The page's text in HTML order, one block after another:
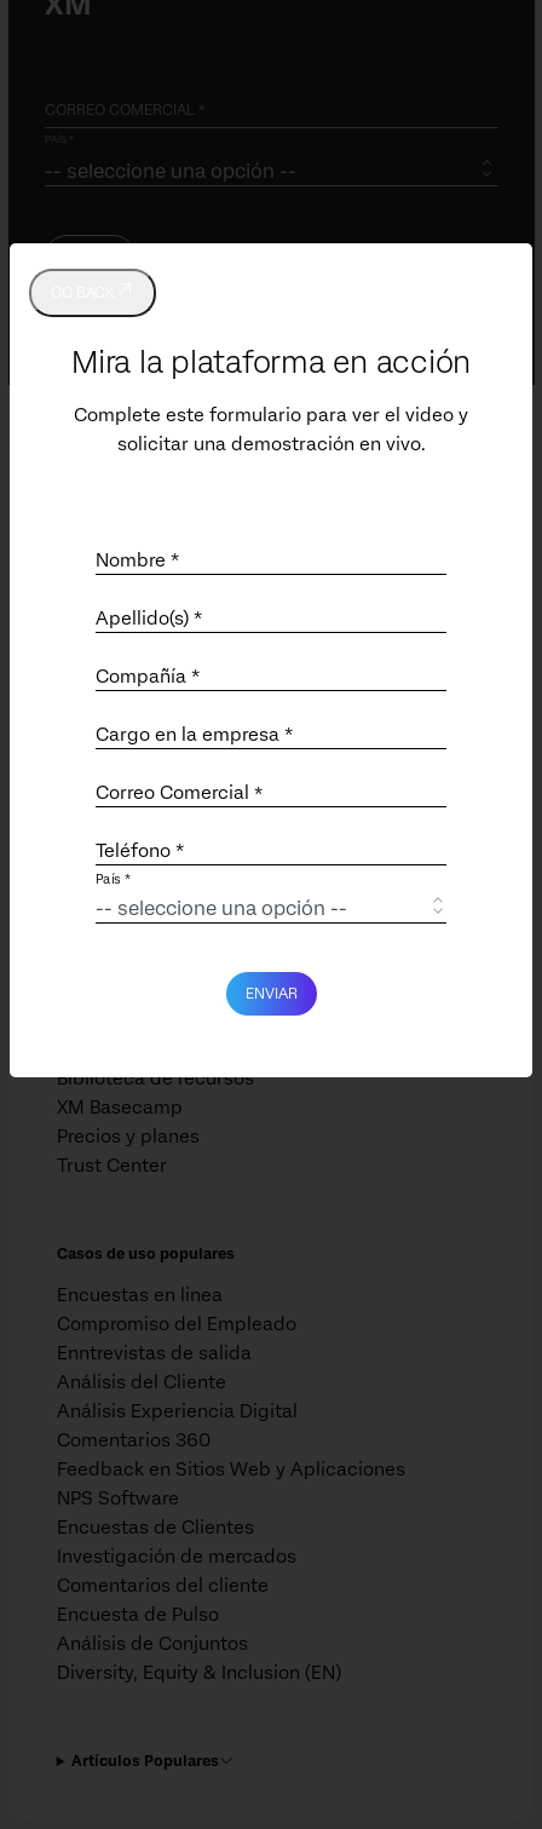
Mira la plataforma en acción
Complete este formulario para ver el video y
solicitar una demostración en vivo.
Nombre *
Apellido(s) *
Compañía *
Cargo en la empresa *
Correo Comercial *
Teléfono *
País *
ENVIAR
Centro de Satisfacción
Qualtrics Community (EN)
Status (EN)
Conferencia X4 (inglés)
Asociaciones (Inglés)
Noticias (EN)
Biblioteca de recursos
XM Basecamp
Precios y planes
Trust Center
Casos de uso populares
Encuestas en linea
Compromiso del Empleado
Enntrevistas de salida
Análisis del Cliente
Análisis Experiencia Digital
Comentarios 360
Feedback en Sitios Web y Aplicaciones
NPS Software
Encuestas de Clientes
Investigación de mercados
Comentarios del cliente
Encuesta de Pulso
Análisis de Conjuntos
Diversity, Equity & Inclusion (EN)
Artículos Populares